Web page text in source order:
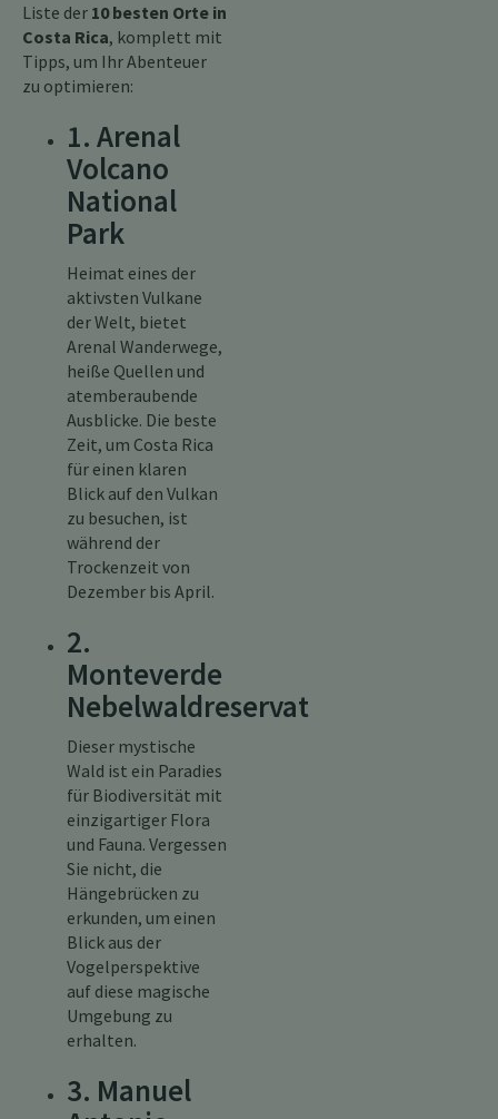
Liste der 10 besten Orte in
Costa Rica, komplett mit
Tipps, um Ihr Abenteuer
zu optimieren:
1. Arenal
Volcano
National
Park
Heimat eines der
aktivsten Vulkane
der Welt, bietet
Arenal Wanderwege,
heiße Quellen und
atemberaubende
Ausblicke. Die beste
Zeit, um Costa Rica
für einen klaren
Blick auf den Vulkan
zu besuchen, ist
während der
Trockenzeit von
Dezember bis April.
2.
Monteverde
Nebelwaldreservat
Dieser mystische
Wald ist ein Paradies
für Biodiversität mit
einzigartiger Flora
und Fauna. Vergessen
Sie nicht, die
Hängebrücken zu
erkunden, um einen
Blick aus der
Vogelperspektive
auf diese magische
Umgebung zu
erhalten.
3. Manuel